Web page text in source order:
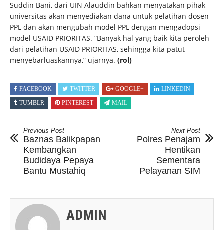
Suddin Bani, dari UIN Alauddin bahkan menyatakan pihak
universitas akan menyediakan dana untuk pelatihan dosen
PPL dan akan mengubah model PPL dengan mengadopsi
model USAID PRIORITAS. “Banyak hal yang baik kita peroleh
dari pelatihan USAID PRIORITAS, sehingga kita patut
menyebarluaskannya,” ujarnya. (rol)
FACEBOOK TWITTER GOOGLE+
LINKEDIN
TUMBLR
PINTEREST MAIL
Previous Post
Baznas Balikpapan
Kembangkan
Budidaya Pepaya
Bantu Mustahiq
Next Post
Polres Penajam
Hentikan
Sementara
Pelayanan SIM
ADMIN